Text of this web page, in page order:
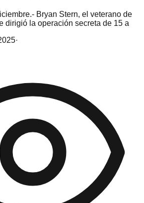
Bryan Stern, el veterano de
dirigió la operación secreta de 15 a
·